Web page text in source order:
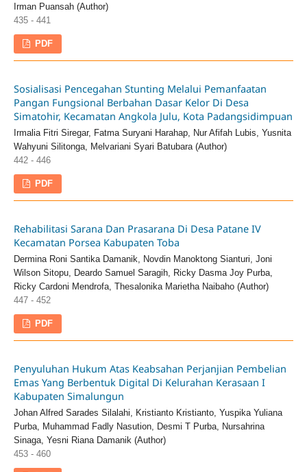
Irman Puansah (Author)
435 - 441
PDF
Sosialisasi Pencegahan Stunting Melalui Pemanfaatan
Pangan Fungsional Berbahan Dasar Kelor Di Desa
Simatohir, Kecamatan Angkola Julu, Kota Padangsidimpuan
Irmalia Fitri Siregar, Fatma Suryani Harahap, Nur Afifah Lubis, Yusnita
Wahyuni Silitonga, Melvariani Syari Batubara (Author)
442 - 446
PDF
Rehabilitasi Sarana Dan Prasarana Di Desa Patane IV
Kecamatan Porsea Kabupaten Toba
Dermina Roni Santika Damanik, Novdin Manoktong Sianturi, Joni
Wilson Sitopu, Deardo Samuel Saragih, Ricky Dasma Joy Purba,
Ricky Cardoni Mendrofa, Thesalonika Marietha Naibaho (Author)
447 - 452
PDF
Penyuluhan Hukum Atas Keabsahan Perjanjian Pembelian
Emas Yang Berbentuk Digital Di Kelurahan Kerasaan I
Kabupaten Simalungun
Johan Alfred Sarades Silalahi, Kristianto Kristianto, Yuspika Yuliana
Purba, Muhammad Fadly Nasution, Desmi T Purba, Nursahrina
Sinaga, Yesni Riana Damanik (Author)
453 - 460